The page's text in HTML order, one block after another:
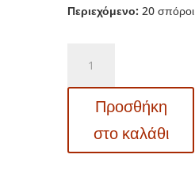
Περιεχόμενο: 20 σπόροι
Campsis
radicans
buccinatoria
Προσθήκη
στο καλάθι